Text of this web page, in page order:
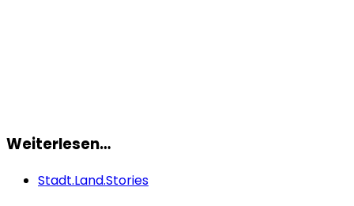
Weiterlesen…
Stadt.Land.Stories